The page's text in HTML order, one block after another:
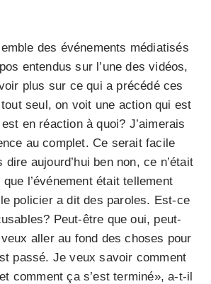
des événements médiatisés
entendus sur l’une des vidéos,
plus sur ce qui a précédé ces
seul, on voit une action qui est
en réaction à quoi? J’aimerais
au complet. Ce serait facile
aujourd’hui ben non, ce n’était
l’événement était tellement
policier a dit des paroles. Est-ce
Peut-être que oui, peut-
aller au fond des choses pour
passé. Je veux savoir comment
comment ça s’est terminé», a-t-il